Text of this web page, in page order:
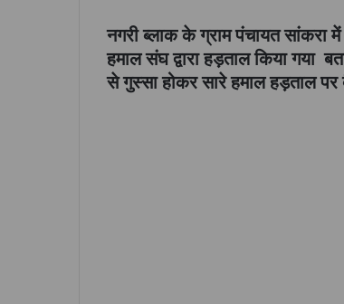
नगरी ब्लाक के ग्राम पंचायत सांकरा
हमाल संघ द्वारा हड़ताल किया गया
से गुस्सा होकर सारे हमाल हड़ताल